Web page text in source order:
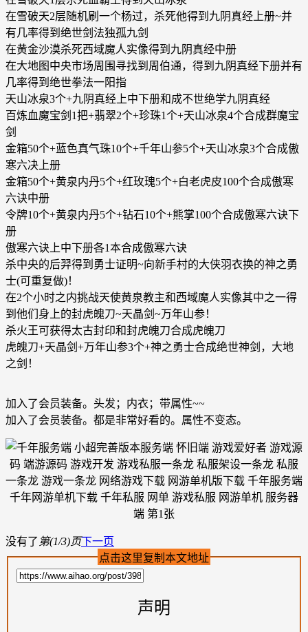
在雪破天2层随机刷一个杨过，杀死他得到九阴真经上册~并
有几率得到绝世剑法独孤九剑
在黄金沙漠杀死西域魔人实像得到九阴真经中册
在大地图中央市场周围寻找到周伯通，得到九阴真经下册并有
几率得到绝世拳法一阳指
天山冰泉3个+九阴真经上中下册和成不世绝学九阴真经
百炼血魔宝剑1把+翡翠2个+珍珠1个+天山冰泉4个合成群魔宝
剑
金箱50个+蓝色真气珠10个+千年山参5个+天山冰泉3个合成傲
寒六决上册
金箱50个+黄泉内丹5个+红玫瑰5个+白老虎皮100个合成傲寒
六诀中册
令牌10个+黄泉内丹5个+钻石10个+熊掌100个合成傲寒六诀下
册
傲寒六诀上中下册各1本合成傲寒六诀
杀中央的后羿得到勇士证明~向新手村的大侠羽衣换的神之勇
士(可重复做)！
在2个小时之内挑战天使黄泉教主和西域魔人实像其中之一得
到他们身上的封虎魄刀~天晶剑~万年山参！
杀火王可获得太古封印和封虎魄刀合成虎魄刀
虎魄刀+天晶剑+万年山参3个+神之勇士合成绝世神剑，大地
之剑！
加入了会员装备。头发；内衣；带属性~~
加入了会员装备。都是非常好看的。属性不变态。
没有了 第(1/3)页下一页
点击这里复制本文地址
声明